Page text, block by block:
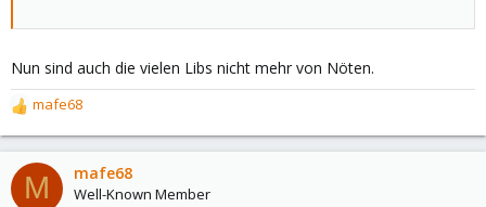
Nun sind auch die vielen Libs nicht mehr von Nöten.
R
e
a
c
t
mafe68
M mafe68
Well-Known Member